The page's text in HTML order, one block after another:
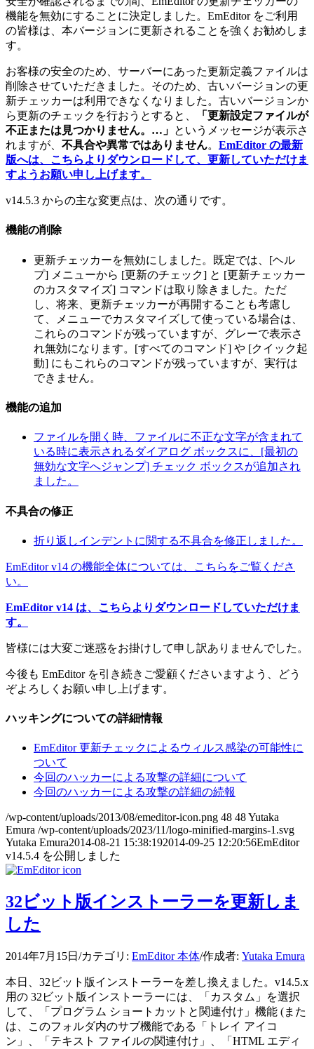
機能を無効にすることに決定しました。EmEditor をご利用
の皆様は、本バージョンに更新されることを強くお勧めしま
す。
お客様の安全のため、サーバーにあった更新定義ファイルは
削除させていただきました。そのため、古いバージョンの更
新チェッカーは利用できなくなりました。古いバージョンか
ら更新のチェックを行おうとすると、
「更新設定ファイルが
不正または見つかりません。…」 というメッセージが表示さ
れますが、 不具合や異常ではありません。 EmEditor の最新
版へは、こちらよりダウンロードして、更新していただけま
すようお願い申し上げます。
v14.5.3 からの主な変更点は、次の通りです。
機能の削除
更新チェッカーを無効にしました。既定では、[ヘル
プ] メニューから [更新のチェック] と [更新チェッカー
のカスタマイズ] コマンドは取り除きました。ただ
し、将来、更新チェッカーが再開することも考慮し
て、メニューでカスタマイズして使っている場合は、
これらのコマンドが残っていますが、グレーで表示さ
れ無効になります。[すべてのコマンド] や [クイック起
動] にもこれらのコマンドが残っていますが、実行は
できません。
機能の追加
ファイルを開く時、ファイルに不正な文字が含まれて
いる時に表示されるダイアログ ボックスに、[最初の
無効な文字へジャンプ] チェック ボックスが追加され
ました。
不具合の修正
折り返しインデントに関する不具合を修正しました。
EmEditor v14 の機能全体については、こちらをご覧くださ
い。
EmEditor v14 は、こちらよりダウンロードしていただけま
す。
皆様には大変ご迷惑をお掛けして申し訳ありませんでした。
今後も EmEditor を引き続きご愛顧くださいますよう、どう
ぞよろしくお願い申し上げます。
ハッキングについての詳細情報
EmEditor 更新チェックによるウィルス感染の可能性に
ついて
今回のハッカーによる攻撃の詳細について
今回のハッカーによる攻撃の詳細の続報
/wp-content/uploads/2013/08/emeditor-icon.png 48 48Yutaka
Emura /wp-content/uploads/2023/11/logo-minified-margins-1.svg
Yutaka Emura2014-08-21 15:38:192014-09-25 12:20:56EmEditor
v14.5.4 を公開しました
32ビット版インストーラーを更新しま
した
2014年7月15日 /カテゴリ: EmEditor 本体/作成者: Yutaka Emura
本日、32ビット版インストーラーを差し換えました。v14.5.x
用の 32ビット版インストーラーには、「カスタム」を選択
して、「プログラム ショートカットと関連付け」機能 (また
は、このフォルダ内のサブ機能である「トレイ アイコ
ン」、「テキスト ファイルの関連付け」、「HTML エディ